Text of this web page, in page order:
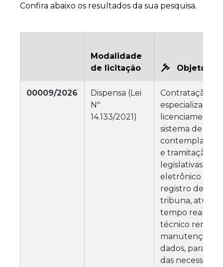
Confira abaixo os resultados da sua pesquisa.
Modalidade
de licitação
Objeto da
00009/2026
Dispensa (Lei
Nº
14.133/2021)
Contratação
especializada
licenciamento
sistema de
contemplando
e tramitação
legislativas,
eletrônico de
registro de
tribuna,
tempo real,
técnico remoto
manutenção
dados, para
das